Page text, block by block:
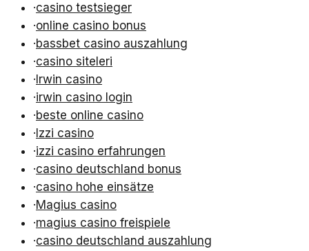
·casino testsieger
·online casino bonus
·bassbet casino auszahlung
·casino siteleri
· Irwin casino
·irwin casino login
·beste online casino
· Izzi casino
·izzi casino erfahrungen
·casino deutschland bonus
·casino hohe einsätze
·Magius casino
·magius casino freispiele
·casino deutschland auszahlung